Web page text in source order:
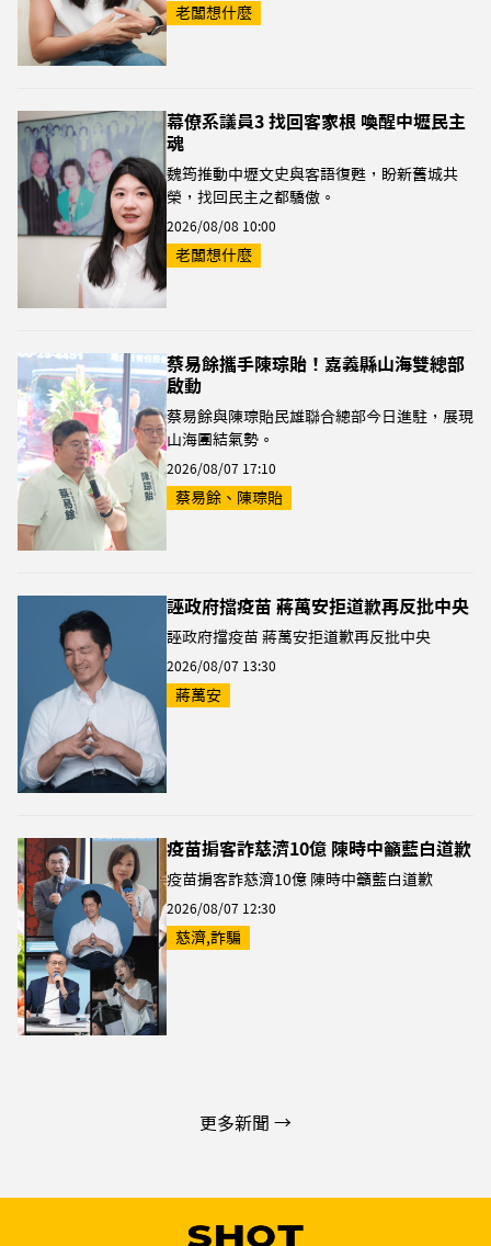
老闆想什麼
幕僚系議員3 找回客家根 喚醒中壢民主
魂
魏筠推動中壢文史與客語復甦，盼新舊城共
榮，找回民主之都驕傲。
2026/08/08 10:00
老闆想什麼
蔡易餘攜手陳琮貽！嘉義縣山海雙總部
啟動
蔡易餘與陳琮貽民雄聯合總部今日進駐，展現
山海團結氣勢。
2026/08/07 17:10
蔡易餘、陳琮貽
誣政府擋疫苗 蔣萬安拒道歉再反批中央
誣政府擋疫苗 蔣萬安拒道歉再反批中央
2026/08/07 13:30
蔣萬安
疫苗掮客詐慈濟10億 陳時中籲藍白道歉
疫苗掮客詐慈濟10億 陳時中籲藍白道歉
2026/08/07 12:30
慈濟,詐騙
更多新聞 →